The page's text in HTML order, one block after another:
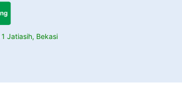
Jatiasih, Bekasi